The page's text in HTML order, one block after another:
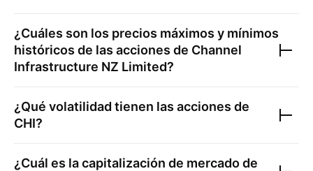
¿Cuáles son los precios máximos y mínimos
históricos de las acciones de Channel
Infrastructure NZ Limited?
¿Qué volatilidad tienen las acciones de
CHI?
¿Cuál es la capitalización de mercado de